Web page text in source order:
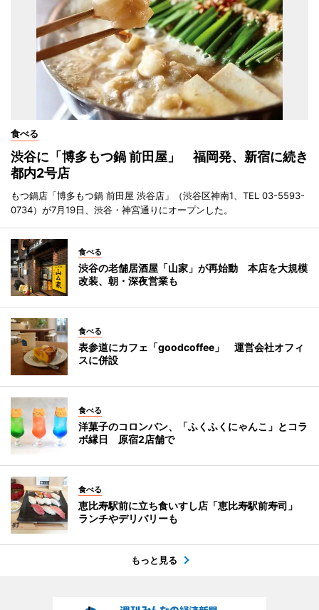
食べる
渋谷に「博多もつ鍋 前田屋」 福岡発、新宿に続き
都内2号店
もつ鍋店「博多もつ鍋 前田屋 渋谷店」（渋谷区神南1、TEL 03-5593-
0734）が7月19日、渋谷・神宮通りにオープンした。
食べる
渋谷の老舗居酒屋「山家」が再始動 本店を大規模
改装、朝・深夜営業も
食べる
表参道にカフェ「goodcoffee」 運営会社オフィ
スに併設
食べる
洋菓子のコロンバン、「ふくふくにゃんこ」とコラ
ボ縁日 原宿2店舗で
食べる
恵比寿駅前に立ち食いすし店「恵比寿駅前寿司」
ランチやデリバリーも
もっと見る